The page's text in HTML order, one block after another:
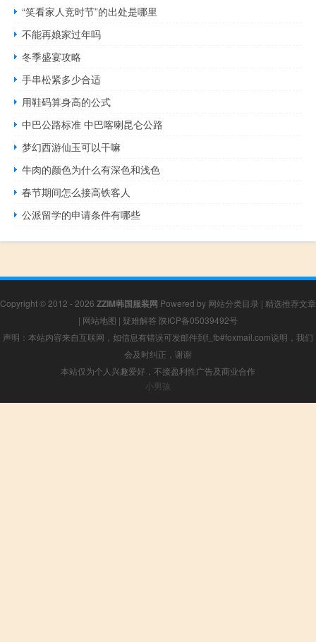
“笑看家人竞时节”的出处是哪里
不能再娘家过年吗
冬季盛宴攻略
手串松紧多少合适
用鞋码算身高的公式
中巴公路标准 中巴喀喇昆仑公路
梦幻西游仙玉可以干嘛
牛肉的颜色为什么有深色和浅色
春节期间怎么接高铁客人
公派留学的申请条件有哪些
Copyright © 2012 - 2026 ZZIM韩国服装网 Powered by 网站分类目录 | 精选推荐文章
| 网站地图 | 疑难解答 陕ICP备05039492号
声明：本站内容来自互联网，如信息有错误可发邮件到f_fb#foxmail.com说明，我们
会及时纠正，谢谢
本站仅为个人兴趣爱好，不接盈利性广告及商业合作
小男孩